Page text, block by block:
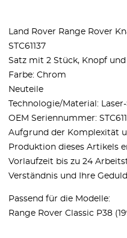
Land Rover Range Rover
STC61137
Satz mit 2 Stück, Knopf
Farbe: Chrom
Neuteile
Technologie/Material:
OEM Seriennummer:
Aufgrund der Komplexität
Produktion dieses Artikels
Vorlaufzeit bis zu 24
Verständnis und Ihre Geduld.
Passend für die Modelle:
Range Rover Classic P38